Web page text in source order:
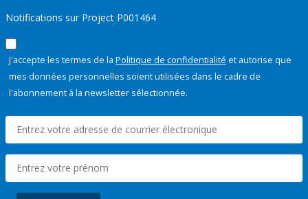
Notifications sur Project P001464
J'accepte les termes de la Politique de confidentialité et autorise que
mes données personnelles soient utilisées dans le cadre de
l'abonnement à la newsletter sélectionnée.